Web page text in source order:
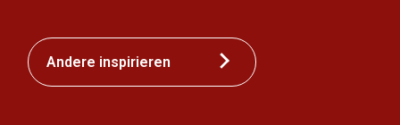
Andere inspirieren